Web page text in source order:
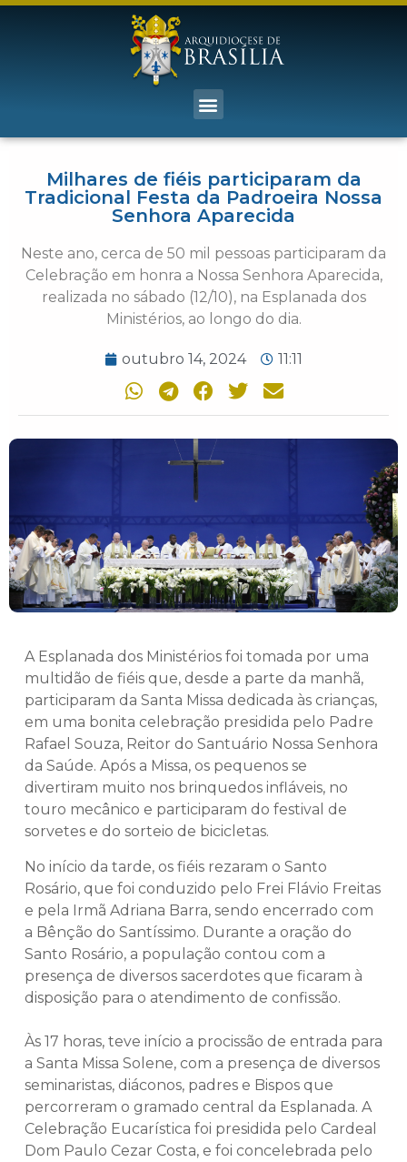
Milhares de fiéis participaram da
Tradicional Festa da Padroeira Nossa
Senhora Aparecida
Neste ano, cerca de 50 mil pessoas participaram da
Celebração em honra a Nossa Senhora Aparecida,
realizada no sábado (12/10), na Esplanada dos
Ministérios, ao longo do dia.
outubro 14, 2024 11:11
A Esplanada dos Ministérios foi tomada por uma
multidão de fiéis que, desde a parte da manhã,
participaram da Santa Missa dedicada às crianças,
em uma bonita celebração presidida pelo Padre
Rafael Souza, Reitor do Santuário Nossa Senhora
da Saúde. Após a Missa, os pequenos se
divertiram muito nos brinquedos infláveis, no
touro mecânico e participaram do festival de
sorvetes e do sorteio de bicicletas.
No início da tarde, os fiéis rezaram o Santo
Rosário, que foi conduzido pelo Frei Flávio Freitas
e pela Irmã Adriana Barra, sendo encerrado com
a Bênção do Santíssimo. Durante a oração do
Santo Rosário, a população contou com a
presença de diversos sacerdotes que ficaram à
disposição para o atendimento de confissão.
Às 17 horas, teve início a procissão de entrada para
a Santa Missa Solene, com a presença de diversos
seminaristas, diáconos, padres e Bispos que
percorreram o gramado central da Esplanada. A
Celebração Eucarística foi presidida pelo Cardeal
Dom Paulo Cezar Costa, e foi concelebrada pelo